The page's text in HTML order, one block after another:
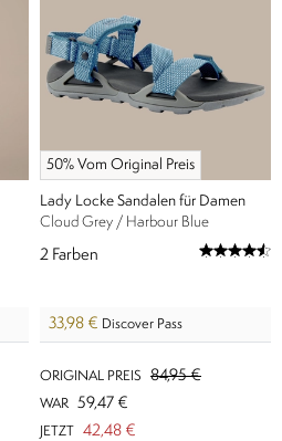
50% Vom Original Preis
Lady Locke Sandalen für Damen
Cloud Grey / Harbour Blue
2 Farben
33,98 € Discover Pass
ORIGINAL PREIS 84,95 €
WAR 59,47 €
JETZT 42,48 €